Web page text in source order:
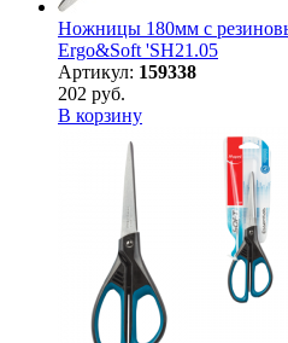
Ножницы 180мм с
Ergo&Soft 'SH21.05
Артикул: 159338
202 руб.
В корзину